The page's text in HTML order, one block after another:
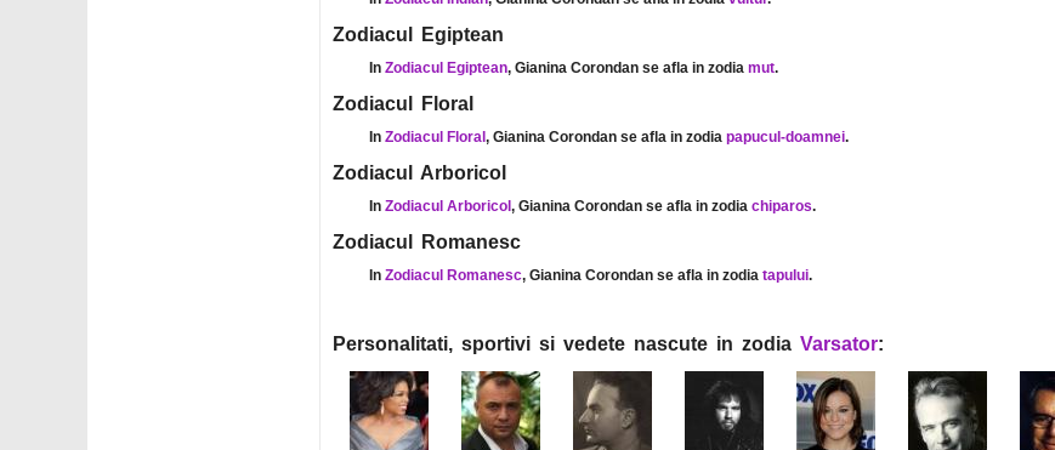
Zodiacul Egiptean
In Zodiacul Egiptean, Gianina Corondan se afla in zodia mut.
Zodiacul Floral
In Zodiacul Floral , Gianina Corondan se afla in zodia papucul-doamnei.
Zodiacul Arboricol
In Zodiacul Arboricol , Gianina Corondan se afla in zodia chiparos.
Zodiacul Romanesc
In Zodiacul Romanesc, Gianina Corondan se afla in zodia tapului.
Personalitati, sportivi si vedete nascute in zodia Varsator: